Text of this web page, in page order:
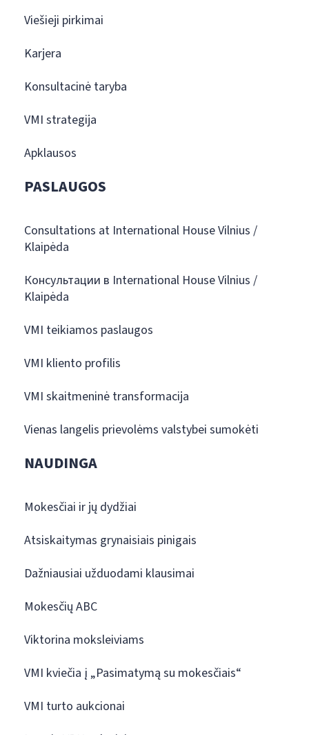
Viešieji pirkimai
Karjera
Konsultacinė taryba
VMI strategija
Apklausos
PASLAUGOS
Consultations at International House Vilnius /
Klaipėda
Консультации в International House Vilnius /
Klaipėda
VMI teikiamos paslaugos
VMI kliento profilis
VMI skaitmeninė transformacija
Vienas langelis prievolėms valstybei sumokėti
NAUDINGA
Mokesčiai ir jų dydžiai
Atsiskaitymas grynaisiais pinigais
Dažniausiai užduodami klausimai
Mokesčių ABC
Viktorina moksleiviams
VMI kviečia į „Pasimatymą su mokesčiais“
VMI turto aukcionai